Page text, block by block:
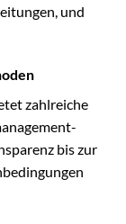
und
zahlreiche
bis zur